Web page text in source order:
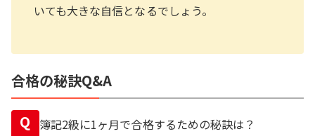
いても大きな自信となるでしょう。
合格の秘訣Q&A
Q 簿記2級に1ヶ月で合格するための秘訣は？